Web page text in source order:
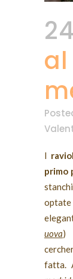
I
primo
uova)
fatta.